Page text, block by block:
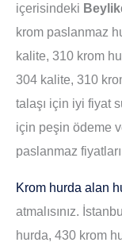
içerisindeki
krom paslanmaz
kalite, 310 krom
304 kalite, 310
talaşı için iyi fiyat
için peşin ödeme
paslanmaz
Krom hurda alan
atmalısınız.
hurda, 430 krom